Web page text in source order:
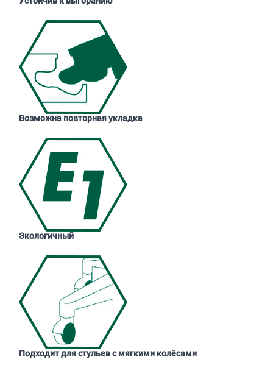
Возможна повторная укладка
Экологичный
Подходит для стульев с мягкими колёсами